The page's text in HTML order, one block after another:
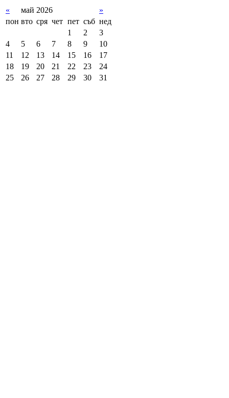
« май 2026
»
пон вто сря чет пет съб нед
1
2
3
4
5 6 7 8 9
10
11
12 13 14 15 16
17
18
19 20 21 22 23
24
25
26 27 28 29 30 31